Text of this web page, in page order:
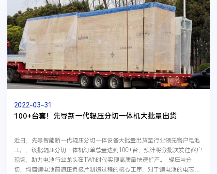
2022-03-31
100+台套！先导新一代辊压分切一体机大批量出货
近日，先导智能新一代辊压分切一体设备大批量出货至行业领先客户电池
工厂，该批辊压分切一体机订单总量达到100+台，预计将分批次发往客户
现场，助力电池行业龙头在TWh时代实现高质量快速扩产。 辊压与分
切，均属锂电池前道正负极片制造过程的核心工序，对于锂电池的电芯能